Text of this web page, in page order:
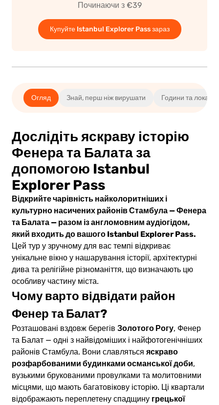
Починаючи з €39
Купуйте Istanbul Explorer Pass зараз
Огляд Знай, перш ніж вирушати Години та локації
Дослідіть яскраву історію
Фенера та Балата за
допомогою Istanbul
Explorer Pass
Відкрийте чарівність найколоритніших і
культурно насичених районів Стамбула — Фенера
та Балата — разом із англомовним аудіогідом,
який входить до вашого Istanbul Explorer Pass.
Цей тур у зручному для вас темпі відкриває
унікальне вікно у нашарування історії, архітектурні
дива та релігійне різноманіття, що визначають цю
особливу частину міста.
Чому варто відвідати район
Фенер та Балат?
Розташовані вздовж берегів Золотого Рогу, Фенер
та Балат — одні з найвідоміших і найфотогенічніших
районів Стамбула. Вони славляться яскраво
розфарбованими будинками османської доби,
вузькими брукованими провулками та молитовними
місцями, що мають багатовікову історію. Ці квартали
відображають переплетену спадщину грецької